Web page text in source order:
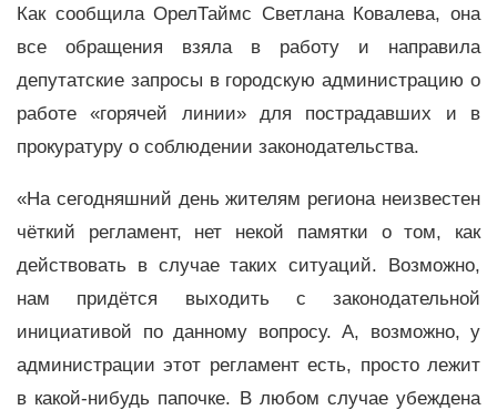
Как сообщила ОрелТаймс Светлана Ковалева, она
все обращения взяла в работу и направила
депутатские запросы в городскую администрацию о
работе «горячей линии» для пострадавших и в
прокуратуру о соблюдении законодательства.
«На сегодняшний день жителям региона неизвестен
чёткий регламент, нет некой памятки о том, как
действовать в случае таких ситуаций. Возможно,
нам придётся выходить с законодательной
инициативой по данному вопросу. А, возможно, у
администрации этот регламент есть, просто лежит
в какой-нибудь папочке. В любом случае убеждена